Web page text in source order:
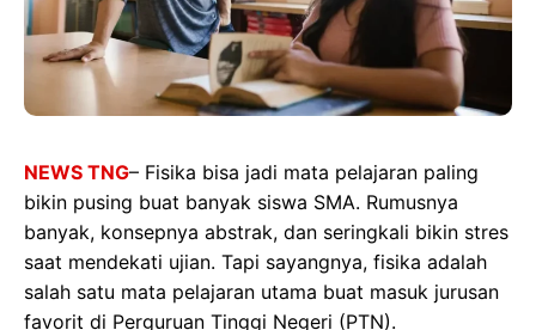
NEWS TNG– Fisika bisa jadi mata pelajaran paling
bikin pusing buat banyak siswa SMA. Rumusnya
banyak, konsepnya abstrak, dan seringkali bikin stres
saat mendekati ujian. Tapi sayangnya, fisika adalah
salah satu mata pelajaran utama buat masuk jurusan
favorit di Perguruan Tinggi Negeri (PTN).